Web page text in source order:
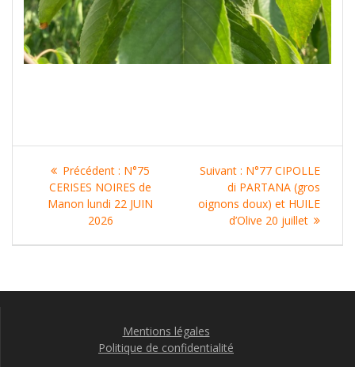
Navigation
l’article
Précédent : Article
précédent
:
N°75
CERISES NOIRES de
Manon lundi 22 JUIN
2026
Suivant : Article
suivant
:
N°77 CIPOLLE
di PARTANA (gros
oignons doux) et HUILE
d’Olive 20 juillet
Mentions légales
Politique de confidentialité